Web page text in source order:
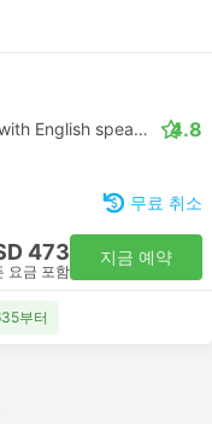
Daytrip private transfer with English speaking driver 4.8
무료 취소
473
요금 포함
지금 예약
부터